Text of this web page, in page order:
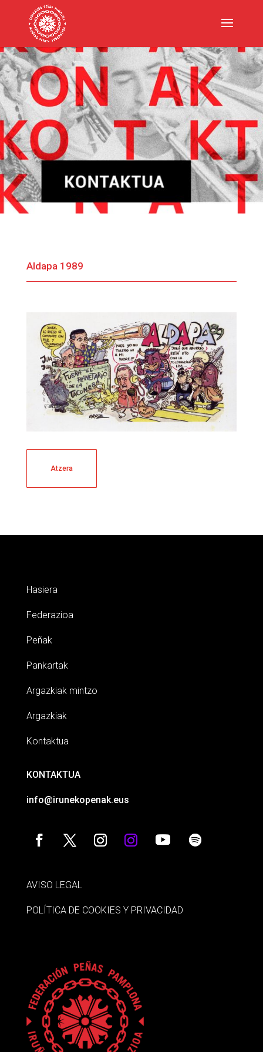
Aldapa 1989
Atzera
Hasiera
Federazioa
Peñak
Pankartak
Argazkiak mintzo
Argazkiak
Kontaktua
KONTAKTUA
info@irunekopenak.eus
AVISO LEGAL
POLÍTICA DE COOKIES Y PRIVACIDAD